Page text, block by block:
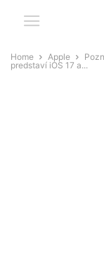
Home Apple
predstaví iOS 17 a...